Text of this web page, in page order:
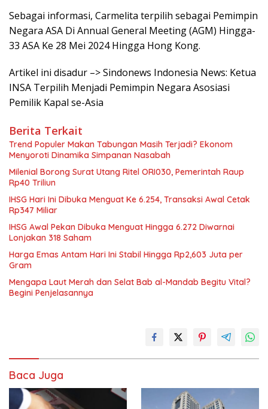
Sebagai informasi, Carmelita terpilih sebagai Pemimpin
Negara ASA Di Annual General Meeting (AGM) Hingga-
33 ASA Ke 28 Mei 2024 Hingga Hong Kong.
Artikel ini disadur –> Sindonews Indonesia News: Ketua
INSA Terpilih Menjadi Pemimpin Negara Asosiasi
Pemilik Kapal se-Asia
Berita Terkait
Trend Populer Makan Tabungan Masih Terjadi? Ekonom
Menyoroti Dinamika Simpanan Nasabah
Milenial Borong Surat Utang Ritel ORI030, Pemerintah Raup
Rp40 Triliun
IHSG Hari Ini Dibuka Menguat Ke 6.254, Transaksi Awal Cetak
Rp347 Miliar
IHSG Awal Pekan Dibuka Menguat Hingga 6.272 Diwarnai
Lonjakan 318 Saham
Harga Emas Antam Hari Ini Stabil Hingga Rp2,603 Juta per
Gram
Mengapa Laut Merah dan Selat Bab al-Mandab Begitu Vital?
Begini Penjelasannya
Baca Juga